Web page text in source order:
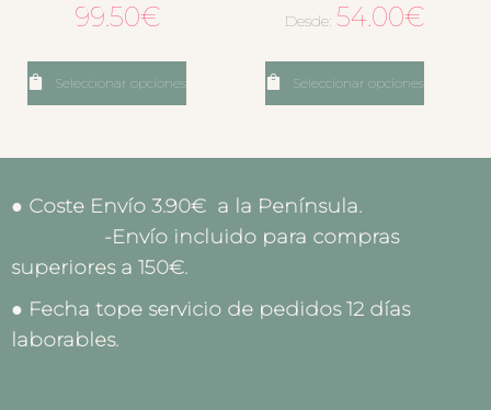
99.50€
Seleccionar opciones
Desde: 54.00€
Seleccionar opciones
● Coste Envío 3.90€ a la Península.
-Envío incluido para compras
superiores a 150€.
● Fecha tope servicio de pedidos 12 días
laborables.